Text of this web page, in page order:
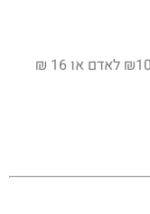
שתיה קלה מסדרת קוקה קולה בתוספת ₪10 לאדם או 16 ₪